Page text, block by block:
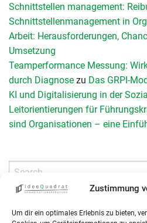
Zustimmung
Um dir ein optimales Erlebnis zu bieten,
Schnittstellen management:
Schnittstellenmanagement in
Arbeit: Herausforderungen,
Umsetzung
Teamperformance Messung:
durch Diagnose zu Das GRPI-
KI und Digitalisierung in der
Leitorientierungen für
sind Organisationen – eine